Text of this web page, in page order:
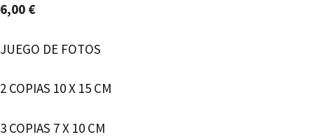
6,00 €
JUEGO DE FOTOS
2 COPIAS 10 X 15 CM
3 COPIAS 7 X 10 CM